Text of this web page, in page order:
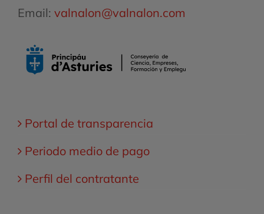
Email: valnalon@valnalon.com
Portal de transparencia
Periodo medio de pago
Perfil del contratante